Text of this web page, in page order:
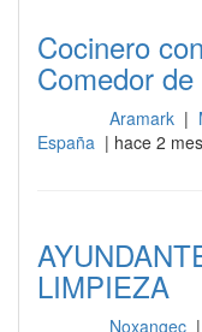
Cocinero
Comedor
Aramark |
España | hace 2
LIMPIEZA
Noxangec |